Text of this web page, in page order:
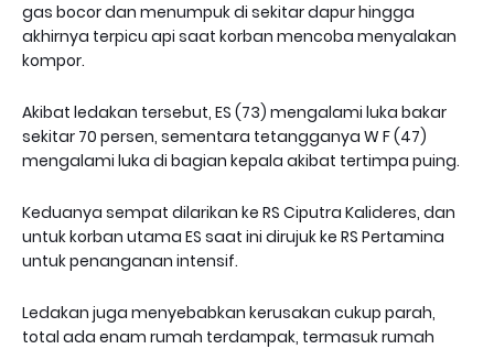
gas bocor dan menumpuk di sekitar dapur hingga
akhirnya terpicu api saat korban mencoba menyalakan
kompor.
Akibat ledakan tersebut, ES (73) mengalami luka bakar
sekitar 70 persen, sementara tetangganya W F (47)
mengalami luka di bagian kepala akibat tertimpa puing.
Keduanya sempat dilarikan ke RS Ciputra Kalideres, dan
untuk korban utama ES saat ini dirujuk ke RS Pertamina
untuk penanganan intensif.
Ledakan juga menyebabkan kerusakan cukup parah,
total ada enam rumah terdampak, termasuk rumah